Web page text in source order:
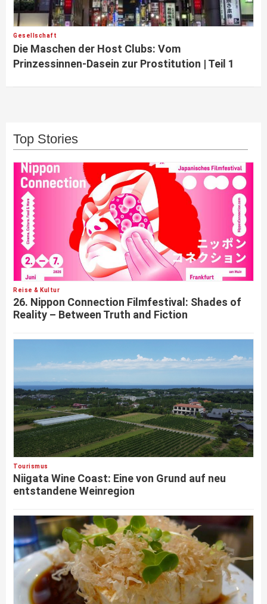
Gesellschaft
Die Maschen der Host Clubs: Vom
Prinzessinnen-Dasein zur Prostitution | Teil 1
Top Stories
Reise & Kultur
26. Nippon Connection Filmfestival: Shades of
Reality – Between Truth and Fiction
Tourismus
Niigata Wine Coast: Eine von Grund auf neu
entstandene Weinregion